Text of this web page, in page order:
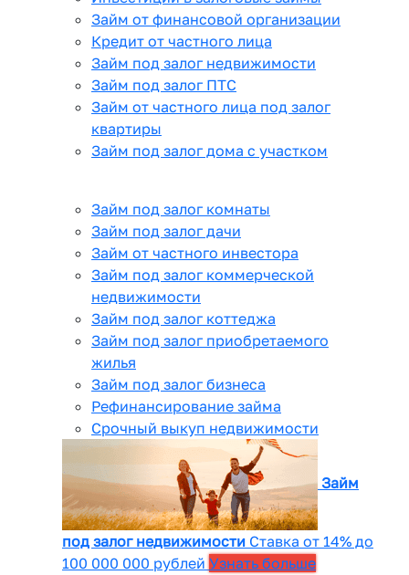
Займ от финансовой организации
Кредит от частного лица
Займ под залог недвижимости
Займ под залог ПТС
Займ от частного лица под залог
квартиры
Займ под залог дома с участком
Займ под залог комнаты
Займ под залог дачи
Займ от частного инвестора
Займ под залог коммерческой
недвижимости
Займ под залог коттеджа
Займ под залог приобретаемого
жилья
Займ под залог бизнеса
Рефинансирование займа
Срочный выкуп недвижимости
Займ
под залог недвижимости Ставка от 14% до
100 000 000 рублей Узнать больше